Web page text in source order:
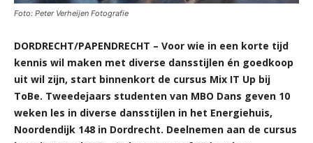
Foto: Peter Verheijen Fotografie
DORDRECHT/PAPENDRECHT – Voor wie in een korte tijd
kennis wil maken met diverse dansstijlen én goedkoop
uit wil zijn, start binnenkort de cursus Mix IT Up bij
ToBe. Tweedejaars studenten van MBO Dans geven 10
weken les in diverse dansstijlen in het Energiehuis,
Noordendijk 148 in Dordrecht. Deelnemen aan de cursus